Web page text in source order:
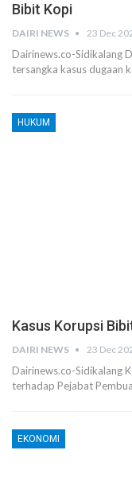
Bibit Kopi
DAIRI NEWS 23 Dec
Dairinews.co-Sidikalang
tersangka kasus dugaan
HUKUM
Kasus Korupsi
DAIRI NEWS 23 Dec
Dairinews.co-Sidikalang
terhadap Pejabat
EKONOMI